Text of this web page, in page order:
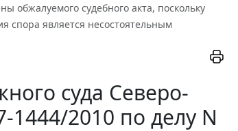
обжалуемого судебного акта, поскольку
спора является несостоятельным
суда Северо-
1444/2010 по делу N